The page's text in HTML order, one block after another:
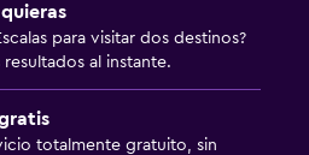
para visitar dos destinos?
resultados al instante.
totalmente gratuito, sin